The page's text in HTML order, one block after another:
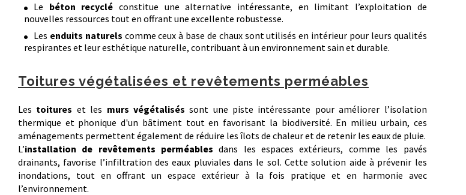
Le béton recyclé constitue une alternative intéressante, en limitant l’exploitation de
nouvelles ressources tout en offrant une excellente robustesse.
Les enduits naturels comme ceux à base de chaux sont utilisés en intérieur pour leurs qualités
respirantes et leur esthétique naturelle, contribuant à un environnement sain et durable.
Toitures végétalisées et revêtements perméables
Les toitures et les murs végétalisés sont une piste intéressante pour améliorer l’isolation
thermique et phonique d'un bâtiment tout en favorisant la biodiversité. En milieu urbain, ces
aménagements permettent également de réduire les îlots de chaleur et de retenir les eaux de pluie.
L’installation de revêtements perméables dans les espaces extérieurs, comme les pavés
drainants, favorise l’infiltration des eaux pluviales dans le sol. Cette solution aide à prévenir les
inondations, tout en offrant un espace extérieur à la fois pratique et en harmonie avec
l’environnement.